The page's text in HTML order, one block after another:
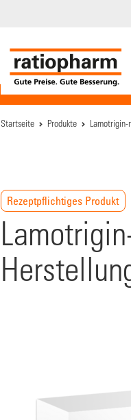
Startseite Produkte
Rezeptpflichtiges Produkt